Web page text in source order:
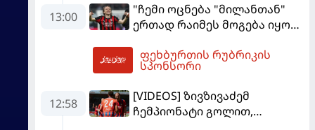
13:00
"ჩემი ოცნება "მილანთან"
ერთად რაიმეს მოგება იყო" -
თავის მისიაზე ისაუბრა
ფეხბურთის რუბრიკის
სპონსორი
12:58
[VIDEOS] ზივზივაძემ
ჩემპიონატი გოლით,